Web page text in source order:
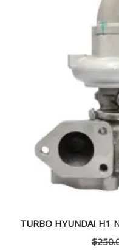
TURBO HYUNDAI H1
$